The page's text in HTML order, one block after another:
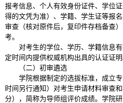
报考信息、个人有效身份证件、学位
得的文凭为准）、学籍、学生证等报
审查（核对原件后，复印件存档备查
考。
对考生的学位、学历、学籍信息
定时间内提供权威机构出具的认证证明
（二）初审遴选
学院根据制定的选拔标准，成立
时间另行通知）对考生申请材料审查
分），简称为导师组评价成绩。学院